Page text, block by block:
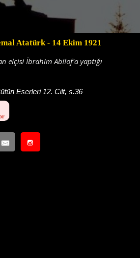
Atatürk- 14 Ekim 1921
elçisi İbrahim Abilof'a yaptığı
Eserleri 12. Cilt, s.36